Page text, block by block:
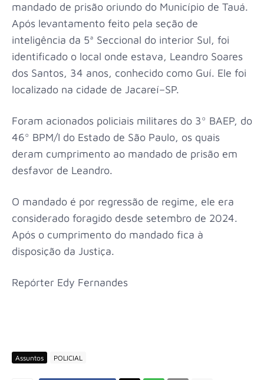
mandado de prisão oriundo do Município de Tauá.
Após levantamento feito pela seção de
inteligência da 5ª Seccional do interior Sul, foi
identificado o local onde estava, Leandro Soares
dos Santos, 34 anos, conhecido como Guí. Ele foi
localizado na cidade de Jacareí–SP.
Foram acionados policiais militares do 3º BAEP, do
46º BPM/I do Estado de São Paulo, os quais
deram cumprimento ao mandado de prisão em
desfavor de Leandro.
O mandado é por regressão de regime, ele era
considerado foragido desde setembro de 2024.
Após o cumprimento do mandado fica à
disposição da Justiça.
Repórter Edy Fernandes
Assuntos POLICIAL